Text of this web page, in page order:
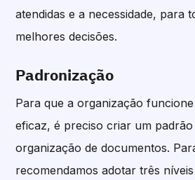
atendidas e a necessidade, para
melhores decisões.
Padronização
Para que a organização
eficaz, é preciso criar um padrão
organização de documentos.
recomendamos adotar três níveis